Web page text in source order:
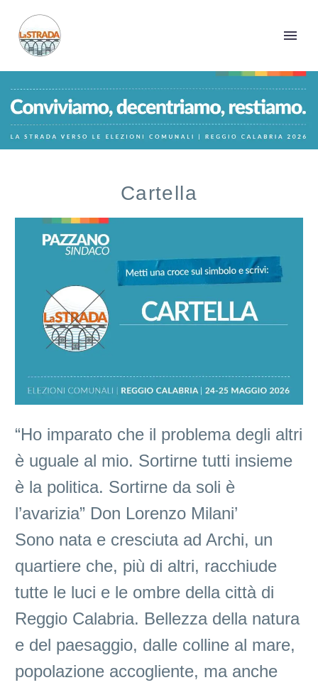
Cartella
“Ho imparato che il problema degli altri
è uguale al mio. Sortirne tutti insieme
è la politica. Sortirne da soli è
l’avarizia” Don Lorenzo Milani’
Sono nata e cresciuta ad Archi, un
quartiere che, più di altri, racchiude
tutte le luci e le ombre della città di
Reggio Calabria. Bellezza della natura
e del paesaggio, dalle colline al mare,
popolazione accogliente, ma anche